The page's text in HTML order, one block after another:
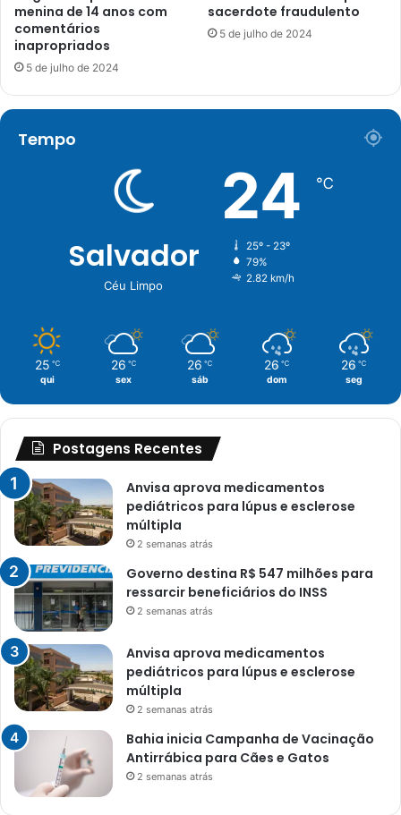
menina de 14 anos com
comentários
inapropriados
5 de julho de 2024
sacerdote fraudulento
5 de julho de 2024
Tempo
Salvador
Céu Limpo
24 ℃
25º - 23º
79%
2.82 km/h
25 ℃
qui
26 ℃
sex
26 ℃
sáb
26 ℃
dom
26 ℃
seg
Postagens Recentes
Anvisa aprova medicamentos
pediátricos para lúpus e esclerose
múltipla
2 semanas atrás
Governo destina R$ 547 milhões para
ressarcir beneficiários do INSS
2 semanas atrás
Anvisa aprova medicamentos
pediátricos para lúpus e esclerose
múltipla
2 semanas atrás
Bahia inicia Campanha de Vacinação
Antirrábica para Cães e Gatos
2 semanas atrás